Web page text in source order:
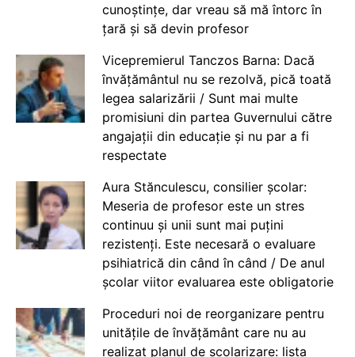
cunoștințe, dar vreau să mă întorc în
țară și să devin profesor
Vicepremierul Tanczos Barna: Dacă
învățământul nu se rezolvă, pică toată
legea salarizării / Sunt mai multe
promisiuni din partea Guvernului către
angajații din educație și nu par a fi
respectate
Aura Stănculescu, consilier școlar:
Meseria de profesor este un stres
continuu și unii sunt mai puțini
rezistenți. Este necesară o evaluare
psihiatrică din când în când / De anul
școlar viitor evaluarea este obligatorie
Proceduri noi de reorganizare pentru
unitățile de învățământ care nu au
realizat planul de școlarizare: lista